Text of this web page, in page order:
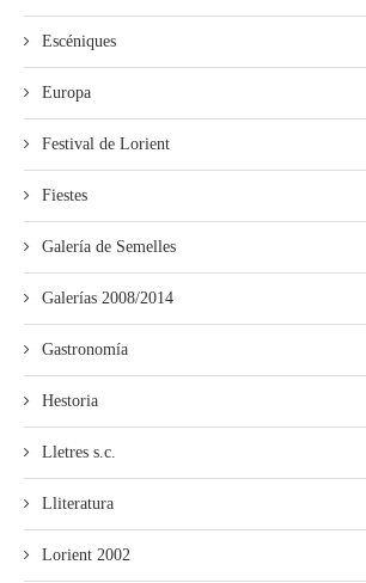
Escéniques
Europa
Festival de Lorient
Fiestes
Galería de Semelles
Galerías 2008/2014
Gastronomía
Hestoria
Lletres s.c.
Lliteratura
Lorient 2002